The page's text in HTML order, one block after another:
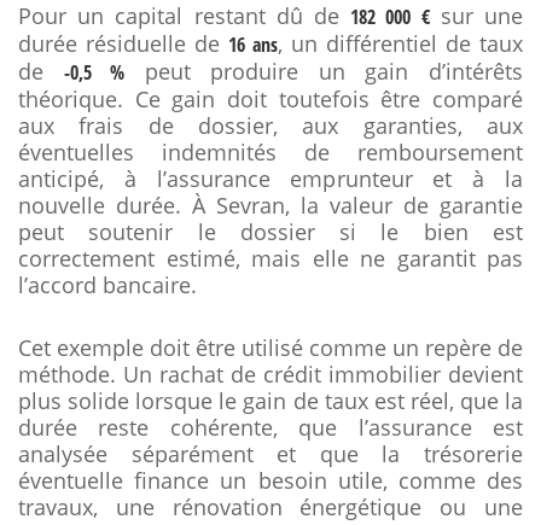
Pour un capital restant dû de 182 000 €sur une
durée résiduelle de 16 ans, un différentiel de taux
de -0,5 % peut produire un gain d’intérêts
théorique. Ce gain doit toutefois être comparé
aux frais de dossier, aux garanties, aux
éventuelles indemnités de remboursement
anticipé, à l’assurance emprunteur et à la
nouvelle durée. À Sevran, la valeur de garantie
peut soutenir le dossier si le bien est
correctement estimé, mais elle ne garantit pas
l’accord bancaire.
Cet exemple doit être utilisé comme un repère de
méthode. Un rachat de crédit immobilier devient
plus solide lorsque le gain de taux est réel, que la
durée reste cohérente, que l’assurance est
analysée séparément et que la trésorerie
éventuelle finance un besoin utile, comme des
travaux, une rénovation énergétique ou une